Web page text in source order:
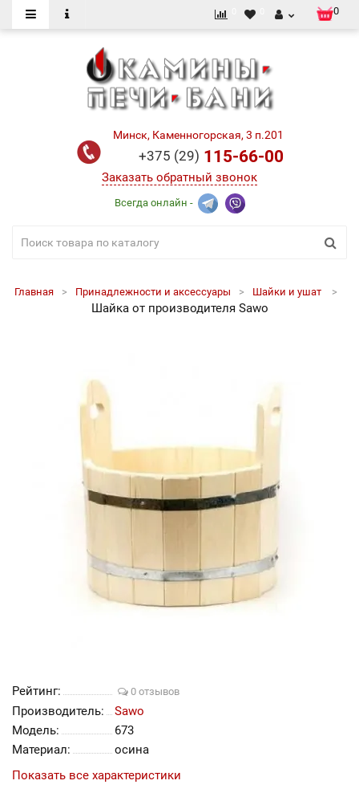
0
Минск, Каменногорская, 3 п.201
+375 (29) 115-66-00
Заказать обратный звонок
Всегда онлайн -
Главная Принадлежности и аксессуары Шайки и ушат
Шайка от производителя Sawo
Рейтинг: 0 отзывов
Производитель:
Sawo
Модель:
673
Материал:
осина
Показать все характеристики